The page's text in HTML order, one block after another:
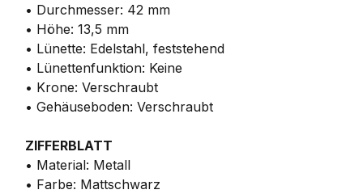
• Durchmesser: 42 mm
• Höhe: 13,5 mm
• Lünette: Edelstahl, feststehend
• Lünettenfunktion: Keine
• Krone: Verschraubt
• Gehäuseboden: Verschraubt
ZIFFERBLATT
• Material: Metall
• Farbe: Mattschwarz